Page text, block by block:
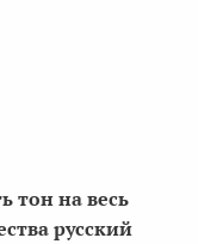
тон на весь
русский